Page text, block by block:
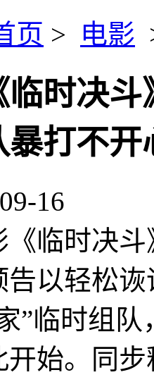
页 > 电影
时决
打不开
16
《临时决
告以轻松
”临时组
开始。同